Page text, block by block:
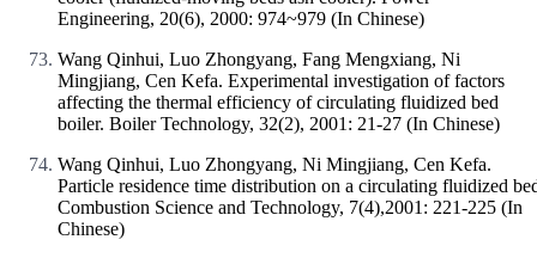
Engineering, 20(6), 2000: 974~979 (In Chinese)
Wang Qinhui, Luo Zhongyang, Fang Mengxiang, Ni
Mingjiang, Cen Kefa. Experimental investigation of factors
affecting the thermal efficiency of circulating fluidized bed
boiler. Boiler Technology, 32(2), 2001: 21-27 (In Chinese)
Wang Qinhui, Luo Zhongyang, Ni Mingjiang, Cen Kefa.
Particle residence time distribution on a circulating fluidized
Combustion Science and Technology, 7(4),2001: 221-225 (In
Chinese)